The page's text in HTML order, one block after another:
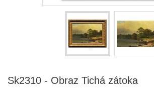
Sk2310 - Obraz Tichá zátoka